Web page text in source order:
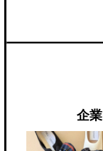
企業